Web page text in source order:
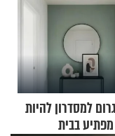
למסדרון להיות
בבית